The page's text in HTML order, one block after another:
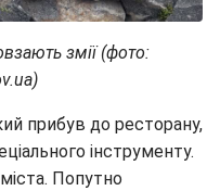
змії (фото:
прибув до ресторану,
інструменту.
Попутно